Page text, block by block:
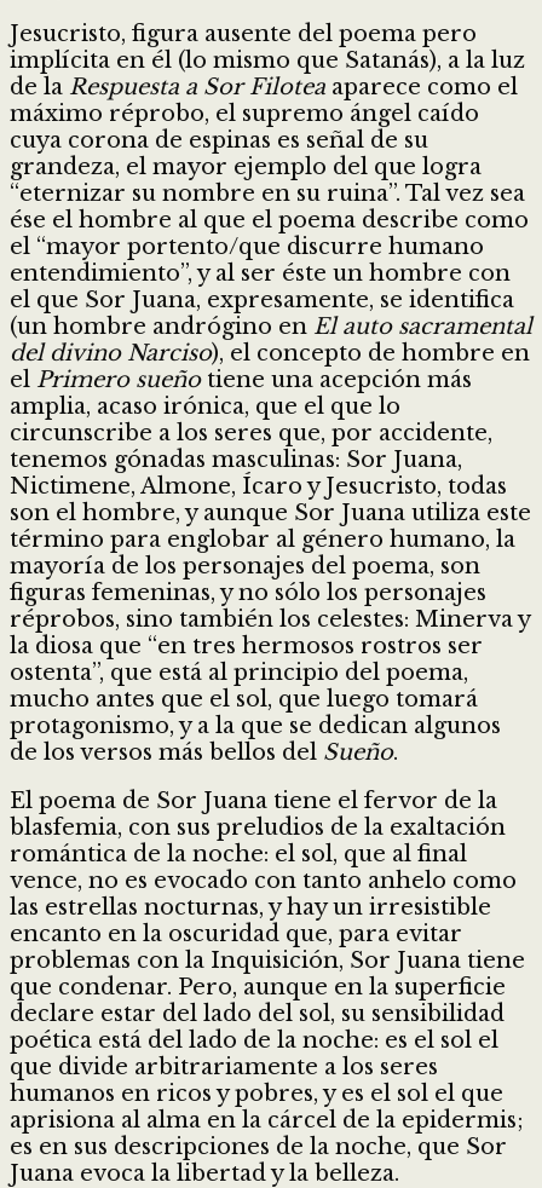
Jesucristo, figura ausente del poema pero
implícita en él (lo mismo que Satanás), a la luz
de la Respuesta a Sor Filotea aparece como el
máximo réprobo, el supremo ángel caído
cuya corona de espinas es señal de su
grandeza, el mayor ejemplo del que logra
“eternizar su nombre en su ruina”. Tal vez sea
ése el hombre al que el poema describe como
el “mayor portento/que discurre humano
entendimiento”, y al ser éste un hombre con
el que Sor Juana, expresamente, se identifica
(un hombre andrógino en El auto sacramental
del divino Narciso), el concepto de hombre en
el Primero sueñotiene una acepción más
amplia, acaso irónica, que el que lo
circunscribe a los seres que, por accidente,
tenemos gónadas masculinas: Sor Juana,
Nictimene, Almone, Ícaro y Jesucristo, todas
son el hombre, y aunque Sor Juana utiliza este
término para englobar al género humano, la
mayoría de los personajes del poema, son
figuras femeninas, y no sólo los personajes
réprobos, sino también los celestes: Minerva y
la diosa que “en tres hermosos rostros ser
ostenta”, que está al principio del poema,
mucho antes que el sol, que luego tomará
protagonismo, y a la que se dedican algunos
de los versos más bellos del Sueño.
El poema de Sor Juana tiene el fervor de la
blasfemia, con sus preludios de la exaltación
romántica de la noche: el sol, que al final
vence, no es evocado con tanto anhelo como
las estrellas nocturnas, y hay un irresistible
encanto en la oscuridad que, para evitar
problemas con la Inquisición, Sor Juana tiene
que condenar. Pero, aunque en la superficie
declare estar del lado del sol, su sensibilidad
poética está del lado de la noche: es el sol el
que divide arbitrariamente a los seres
humanos en ricos y pobres, y es el sol el que
aprisiona al alma en la cárcel de la epidermis;
es en sus descripciones de la noche, que Sor
Juana evoca la libertad y la belleza.